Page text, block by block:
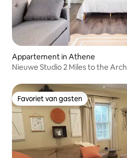
Appartement in Athene
Nieuwe Studio 2 Miles to the Arch
Favoriet van gasten
Favoriet van gasten